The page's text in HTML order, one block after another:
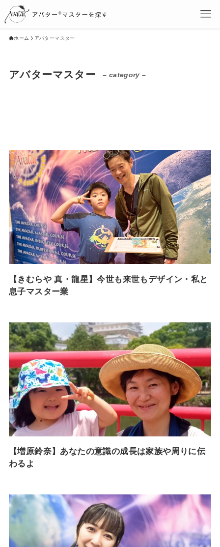
ホーム アバターマスター
アバターマスター – category –
【きむらや 真・龍星】今世も来世もデザイン・私と
息子マスター業
【増原鈴奈】あなたの意識の成長は家族や周りに伝
わるよ